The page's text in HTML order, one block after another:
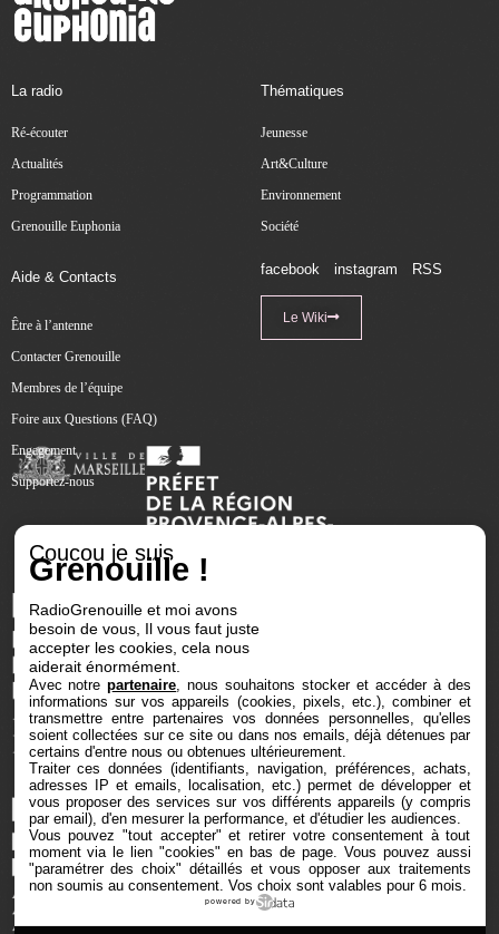
La radio
Ré-écouter
Actualités
Programmation
Grenouille Euphonia
Thématiques
Jeunesse
Art&Culture
Environnement
Société
Aide & Contacts
Être à l’antenne
Contacter Grenouille
Membres de l’équipe
Foire aux Questions (FAQ)
Engagement
Supportez-nous
facebook instagram RSS
Le Wiki
Coucou je suis
Grenouille !
RadioGrenouille et moi avons
besoin de vous, Il vous faut juste
accepter les cookies, cela nous
aiderait énormément.
Avec notrepartenaire , nous souhaitons stocker et accéder à des
informations sur vos appareils (cookies, pixels, etc.), combiner et
transmettre entre partenaires vos données personnelles, qu'elles
soient collectées sur ce site ou dans nos emails, déjà détenues par
certains d'entre nous ou obtenues ultérieurement.
Traiter ces données (identifiants, navigation, préférences, achats,
adresses IP et emails, localisation, etc.) permet de développer et
vous proposer des services sur vos différents appareils (y compris
par email), d'en mesurer la performance, et d'étudier les audiences.
Vous pouvez "tout accepter" et retirer votre consentement à tout
moment via le lien "cookies" en bas de page. Vous pouvez aussi
"paramétrer des choix" détaillés et vous opposer aux traitements
non soumis au consentement. Vos choix sont valables pour 6 mois.
powered by